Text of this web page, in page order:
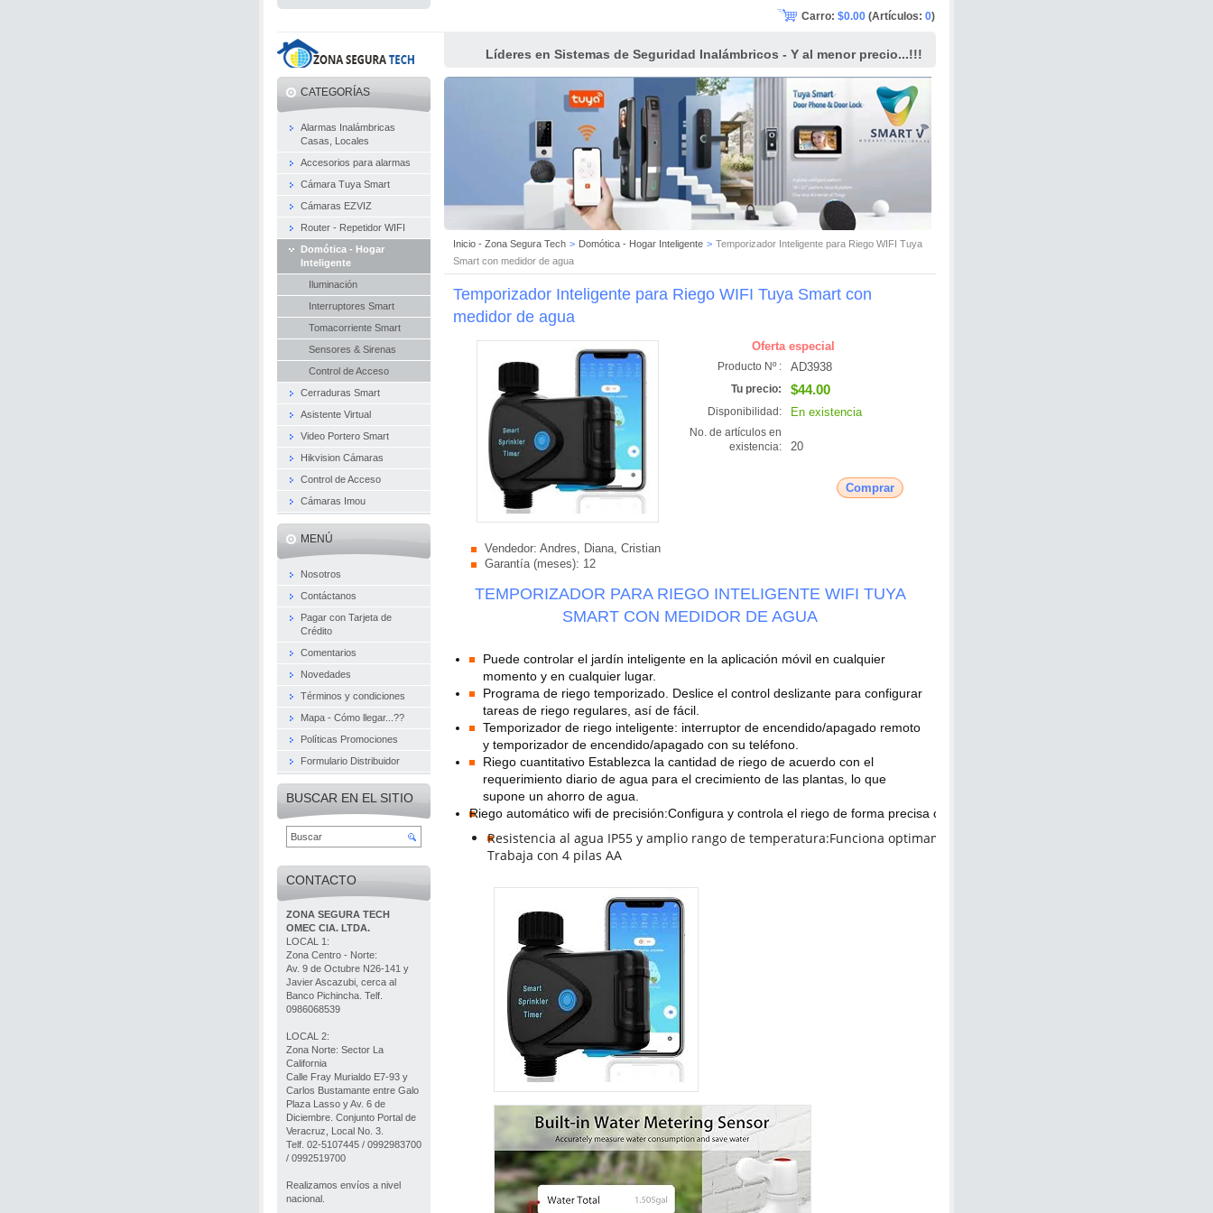
Líderes en Sistemas de Seguridad Inalámbricos - Y al menor precio...!!!
Inicio - Zona Segura Tech > Domótica - Hogar Inteligente > Temporizador Inteligente para Riego WIFI Tuya
Smart con medidor de agua
Temporizador Inteligente para Riego WIFI Tuya Smart con
medidor de agua
Vendedor: Andres, Diana, Cristian
Garantía (meses): 12
Oferta especial
Producto Nº : AD3938
Tu precio: $44.00
Disponibilidad: En existencia
No. de artículos en
existencia:
20
Comprar
TEMPORIZADOR PARA RIEGO INTELIGENTE WIFI TUYA
SMART CON MEDIDOR DE AGUA
Puede controlar el jardín inteligente en la aplicación móvil en cualquier
momento y en cualquier lugar.
Programa de riego temporizado. Deslice el control deslizante para configurar
tareas de riego regulares, así de fácil.
Temporizador de riego inteligente: interruptor de encendido/apagado remoto
y temporizador de encendido/apagado con su teléfono.
Riego cuantitativo Establezca la cantidad de riego de acuerdo con el
requerimiento diario de agua para el crecimiento de las plantas, lo que
supone un ahorro de agua.
Resistencia al agua IP55 y amplio rango de temperatura:Funciona optimamente en condiciones climáticas adversas y
Trabaja con 4 pilas AA
CATEGORÍAS
Alarmas Inalámbricas
Casas, Locales
Accesorios para alarmas
Cámara Tuya Smart
Cámaras EZVIZ
Router - Repetidor WIFI
Domótica - Hogar
Inteligente
Iluminación
Interruptores Smart
Tomacorriente Smart
Sensores & Sirenas
Control de Acceso
Cerraduras Smart
Asistente Virtual
Video Portero Smart
Hikvision Cámaras
Control de Acceso
Cámaras Imou
MENÚ
Nosotros
Contáctanos
Pagar con Tarjeta de
Crédito
Comentarios
Novedades
Términos y condiciones
Mapa - Cómo llegar...??
Políticas Promociones
Formulario Distribuidor
BUSCAR EN EL SITIO
CONTACTO
ZONA SEGURA TECH
OMEC CIA. LTDA.
LOCAL 1:
Zona Centro - Norte:
Av. 9 de Octubre N26-141 y
Javier Ascazubi, cerca al
Banco Pichincha. Telf.
0986068539
LOCAL 2:
Zona Norte: Sector La
California
Calle Fray Murialdo E7-93 y
Carlos Bustamante entre Galo
Plaza Lasso y Av. 6 de
Diciembre. Conjunto Portal de
Veracruz, Local No. 3.
Telf. 02-5107445 / 0992983700
/ 0992519700
Realizamos envíos a nivel
nacional.
Carro: $0.00 (Artículos: 0)